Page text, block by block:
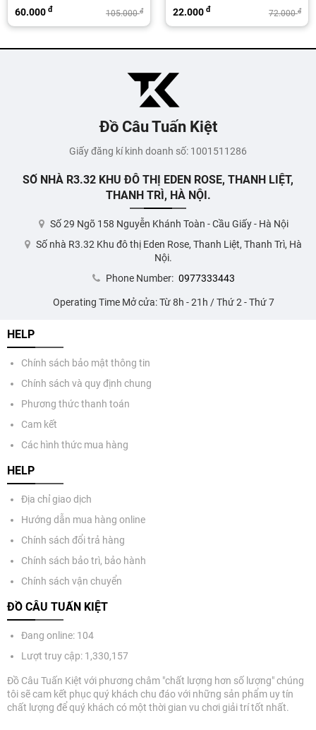
105.000đ
60.000 đ 72.000đ
22.000 đ
Đồ Câu Tuấn Kiệt
Giấy đăng kí kinh doanh số: 1001511286
SỐ NHÀ R3.32 KHU ĐÔ THỊ EDEN ROSE, THANH LIỆT,
THANH TRÌ, HÀ NỘI.
Số 29 Ngõ 158 Nguyễn Khánh Toàn - Cầu Giấy - Hà Nội
Số nhà R3.32 Khu đô thị Eden Rose, Thanh Liệt, Thanh Trì, Hà
Nội.
Phone Number: 0977333443
Operating Time Mở cửa: Từ 8h - 21h / Thứ 2 - Thứ 7
HELP
Chính sách bảo mật thông tin
Chính sách và quy định chung
Phương thức thanh toán
Cam kết
Các hình thức mua hàng
HELP
Địa chỉ giao dịch
Hướng dẫn mua hàng online
Chính sách đổi trả hàng
Chính sách bảo trì, bảo hành
Chính sách vận chuyển
ĐỒ CÂU TUẤN KIỆT
Đang online: 104
Lượt truy cập: 1,330,157
Đồ Câu Tuấn Kiệt với phương châm "chất lượng hơn số lượng" chúng
tôi sẽ cam kết phục quý khách chu đáo với những sản phẩm uy tín
chất lượng để quý khách có một thời gian vu chơi giải trí tốt nhất.